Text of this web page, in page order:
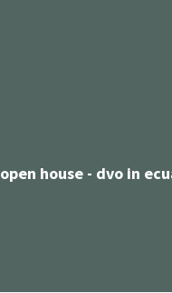
open house - dvo in